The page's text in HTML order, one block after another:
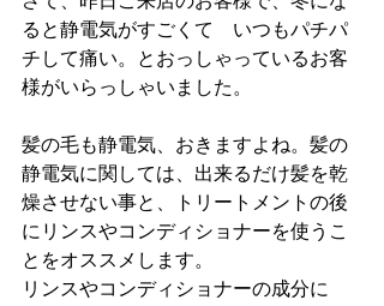
ると静電気がすごくて　いつもパチパ
チして痛い。とおっしゃっているお客
様がいらっしゃいました。
髪の毛も静電気、おきますよね。髪の
静電気に関しては、出来るだけ髪を乾
燥させない事と、トリートメントの後
にリンスやコンディショナーを使うこ
とをオススメします。
リンスやコンディショナーの成分に